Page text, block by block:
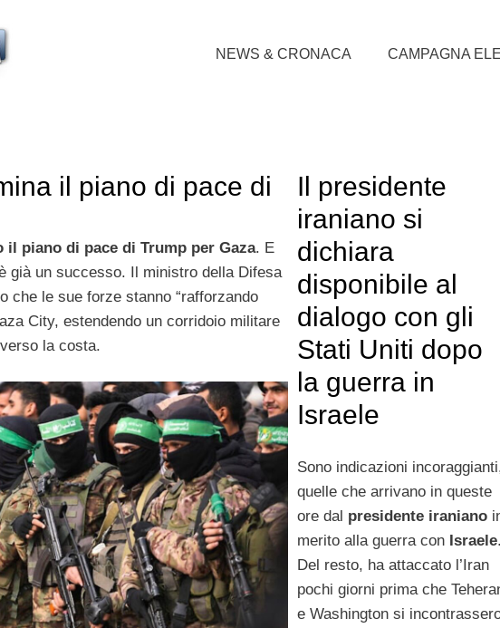
NEWS & CRONACA CAMPAGNA
il piano di pace di
il piano di pace di Trump per Gaza. E
già un successo. Il ministro della Difesa
che le sue forze stanno “rafforzando
City, estendendo un corridoio militare
la costa.
Il presidente
iraniano si
dichiara
disponibile al
dialogo con gli
Stati Uniti dopo
la guerra in
Israele
Sono indicazioni
quelle che arrivano in queste
ore dal presidente iraniano
merito alla guerra con Israele
Del resto, ha attaccato l’Iran
pochi giorni prima che
e Washington si